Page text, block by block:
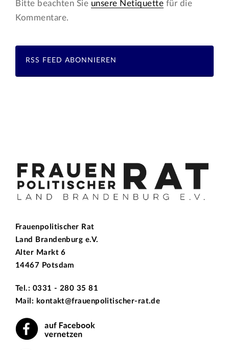
Bitte beachten Sie unsere Netiquette für die
Kommentare.
RSS FEED ABONNIEREN
Frauenpolitischer Rat
Land Brandenburg e.V.
Alter Markt 6
14467 Potsdam
Tel.: 0331 - 280 35 81
Mail: kontakt@frauenpolitischer-rat.de